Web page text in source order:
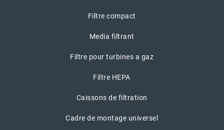
Filtre compact
Media filtrant
Filtre pour turbines a gaz
Filtre HEPA
Caissons de filtration
Cadre de montage universel